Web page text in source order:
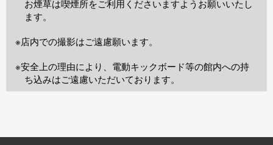
お煙草は喫煙所をご利用くださいますようお願いいたし
ます。
※店内での撮影はご遠慮願います。
※安全上の理由により、電動キックボード等の館内への持
ち込みはご遠慮いただいております。